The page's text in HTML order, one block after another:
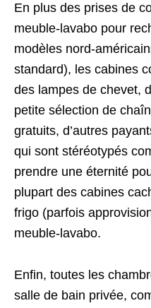
En plus des prises de
meuble-lavabo pour
modèles nord-
standard), les cabines
des lampes de chevet,
petite sélection de
gratuits, d’autres
qui sont stéréotypés
prendre une éternité
plupart des cabines
frigo (parfois
meuble-lavabo.
Enfin, toutes les
salle de bain privée,